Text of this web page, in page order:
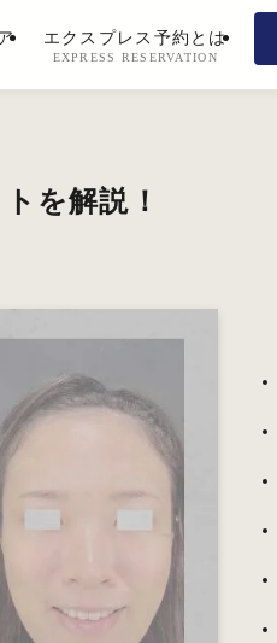
エクスプレス予約とは
EXPRESS RESERVATION
を解説！